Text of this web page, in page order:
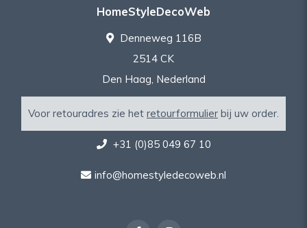
HomeStyleDecoWeb
Denneweg 116B
2514 CK
Den Haag, Nederland
Voor retouradres zie het retourformulier bij uw order.
+31 (0)85 049 67 10
info@homestyledecoweb.nl